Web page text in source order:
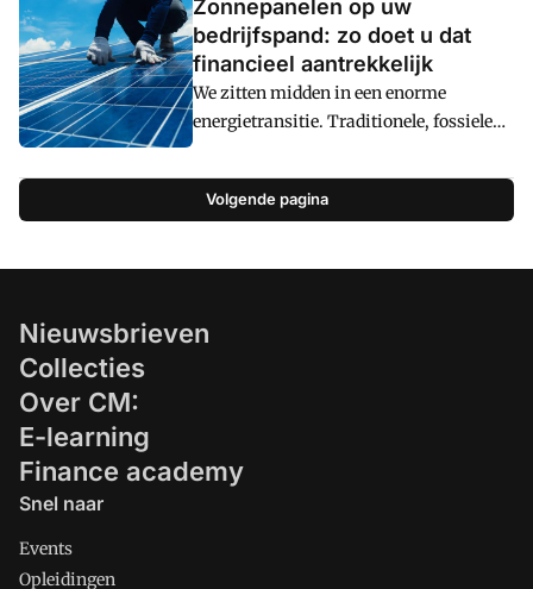
Zonnepanelen op uw
bedrijfspand: zo doet u dat
financieel aantrekkelijk
We zitten midden in een enorme
energietransitie. Traditionele, fossiele
brandstoffen zijn eindig en leveren
bovendien CO2-uitstoot op. Duurzamere
vormen van energie zoals windenergie
gebruikt. Ook door ondernemingen.
milieuvoordelen op, het kan ook uw
aantrekkelijk blijken. Lees hier hoe dit
(fiscaal) uitpakt.
Volgende pagina
Nieuwsbrieven
Collecties
Over CM:
E-learning
Finance academy
Snel naar
Events
Opleidingen